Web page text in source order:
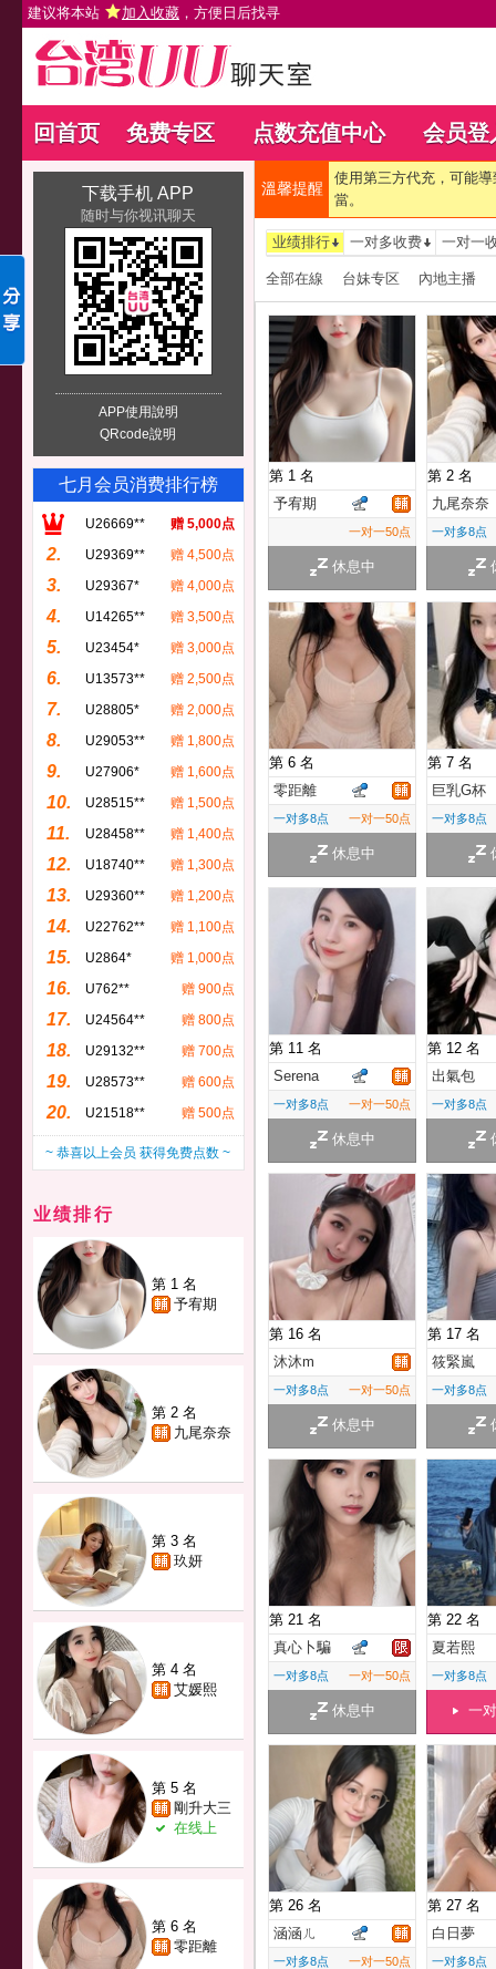
建议将本站 加入收藏 ，方便日后找寻
回首页 免费专区 点数充值中心 会员登
下载手机 APP
随时与你视讯聊天
APP使用說明
QRcode說明
七月会员消费排行榜
U26669** 赠 5,000点
2. U29369** 赠 4,500点
3. U29367* 赠 4,000点
4. U14265** 赠 3,500点
5. U23454* 赠 3,000点
6. U13573** 赠 2,500点
7. U28805* 赠 2,000点
8. U29053** 赠 1,800点
9. U27906* 赠 1,600点
10. U28515** 赠 1,500点
11. U28458** 赠 1,400点
12. U18740** 赠 1,300点
13. U29360** 赠 1,200点
14. U22762** 赠 1,100点
15. U2864* 赠 1,000点
16. U762** 赠 900点
17. U24564** 赠 800点
18. U29132** 赠 700点
19. U28573** 赠 600点
20. U21518** 赠 500点
~ 恭喜以上会员 获得免费点数 ~
业绩排行
第 1 名
予宥期
第 2 名
九尾奈奈
第 3 名
玖妍
第 4 名
艾媛熙
第 5 名
剛升大三
在线上
第 6 名
零距離
溫馨提醒
使用第三方代充，可能
當。
业绩排行 一对多收费 一对一
全部在線 台妹专区 內地主播
第 1 名
予宥期
一对一50点
休息中
第 2 名
九尾奈奈
一对多8点
第 6 名
零距離
一对多8点 一对一50点
休息中
第 7 名
巨乳G杯
一对多8点
第 11 名
Serena
一对多8点 一对一50点
休息中
第 12 名
出氣包
一对多8点
第 16 名
沐沐m
一对多8点 一对一50点
休息中
第 17 名
筱緊嵐
一对多8点
第 21 名
真心卜騙
一对多8点 一对一50点
休息中
第 22 名
夏若熙
一对多8点
一
第 26 名
涵涵ㄦ
一对多8点 一对一50点
第 27 名
白日夢
一对多8点